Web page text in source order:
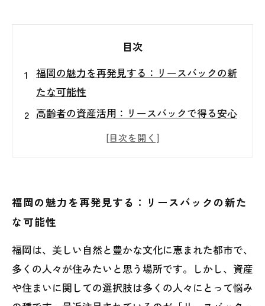
目次
福岡の魅力を再発見する：リースバックの新
たな可能性
高齢者の資産活用：リースバックで得る安心
不動産売却のメリット：市場で資金を手に入
択肢とは
選択は？
実際の事例から学ぶ：福岡での資産運用の成
功ストーリー
福岡の魅力を再発見する：リースバックの新た
な可能性
福岡は、美しい自然と豊かな文化に恵まれた都市で、
多くの人々が住みたいと思う場所です。しかし、資産
や住まいに関しての選択肢は多くの人々にとって悩み